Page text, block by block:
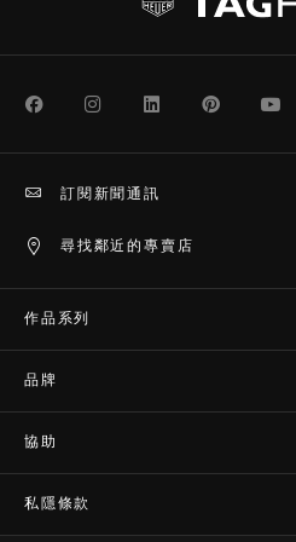
FacebookInstagramLinkedInPinterest
尋找鄰近的專賣店
訂閱新聞通訊
作品系列
品牌
協助
私隱條款